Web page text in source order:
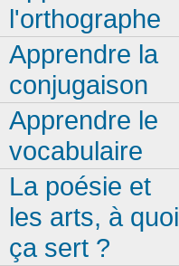
l'orthographe
Apprendre la
conjugaison
Apprendre le
vocabulaire
La poésie et
les arts, à quoi
ça sert ?